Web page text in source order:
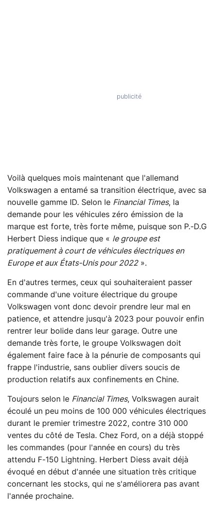
Voilà quelques mois maintenant que l'allemand
Volkswagen a entamé sa transition électrique, avec sa
nouvelle gamme ID. Selon le Financial Times, la
demande pour les véhicules zéro émission de la
marque est forte, très forte même, puisque son P.-D.G
Herbert Diess indique que « le groupe est
pratiquement à court de véhicules électriques en
Europe et aux États-Unis pour 2022».
En d'autres termes, ceux qui souhaiteraient passer
commande d'une voiture électrique du groupe
Volkswagen vont donc devoir prendre leur mal en
patience, et attendre jusqu'à 2023 pour pouvoir enfin
rentrer leur bolide dans leur garage. Outre une
demande très forte, le groupe Volkswagen doit
également faire face à la pénurie de composants qui
frappe l'industrie, sans oublier divers soucis de
production relatifs aux confinements en Chine.
Toujours selon le Financial Times, Volkswagen aurait
écoulé un peu moins de 100 000 véhicules électriques
durant le premier trimestre 2022, contre 310 000
ventes du côté de Tesla. Chez Ford, on a déjà stoppé
les commandes (pour l'année en cours) du très
attendu F-150 Lightning. Herbert Diess avait déjà
évoqué en début d'année une situation très critique
concernant les stocks, qui ne s'améliorera pas avant
l'année prochaine.